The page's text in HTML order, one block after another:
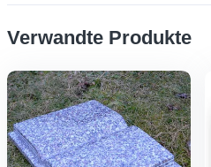
Verwandte Produkte